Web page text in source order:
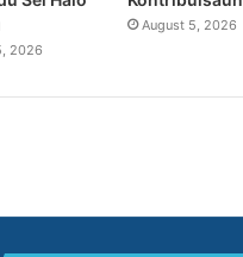
2026
August 5, 2026